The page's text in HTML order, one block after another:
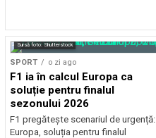
Sursă foto: Shutterstock
SPORT o zi ago
F1 ia în calcul Europa ca
soluție pentru finalul
sezonului 2026
F1 pregătește scenariul de urgență:
Europa, soluția pentru finalul